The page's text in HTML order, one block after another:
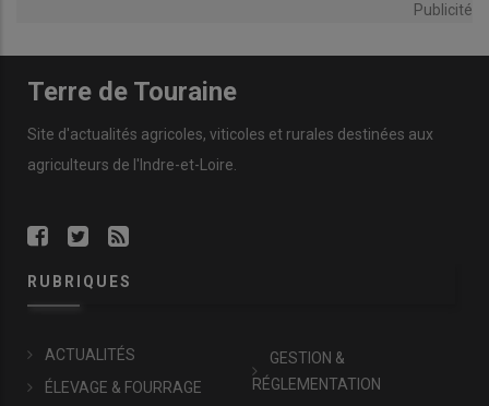
Publicité
Terre de Touraine
Site d'actualités agricoles, viticoles et rurales destinées aux
agriculteurs de l'Indre-et-Loire.
RUBRIQUES
ACTUALITÉS
ÉLEVAGE & FOURRAGE
GESTION &
RÉGLEMENTATION